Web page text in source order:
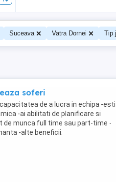
Suceava Vatra Dornei Tip
soferi
de a lucra in echipa -
-ai abilitati de planificare si
de munca full time sau part-time -
-alte beneficii.